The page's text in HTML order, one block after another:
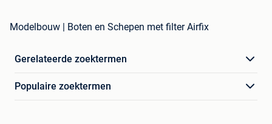
Modelbouw | Boten en Schepen met filter Airfix
Gerelateerde zoektermen
Populaire zoektermen